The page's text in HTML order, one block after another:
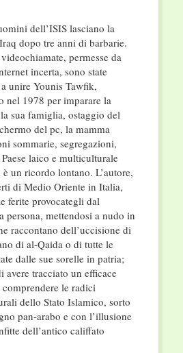
dell’ISIS lasciano la
dopo tre anni di barbarie.
permesse da
incerta, sono state
unire Younis Tawfik,
nel 1978 per imparare la
sua famiglia, ostaggio del
del pc, la mamma
sommarie, segregazioni,
laico e multiculturale
un ricordo lontano. L’autore,
di Medio Oriente in Italia,
ferite provocategli dal
persona, mettendosi a nudo in
raccontano dell’uccisione di
di al-Qaida o di tutte le
dalle sue sorelle in patria;
avere tracciato un efficace
le radici
dello Stato Islamico, sorto
pan-arabo e con l’illusione
dell’antico califfato